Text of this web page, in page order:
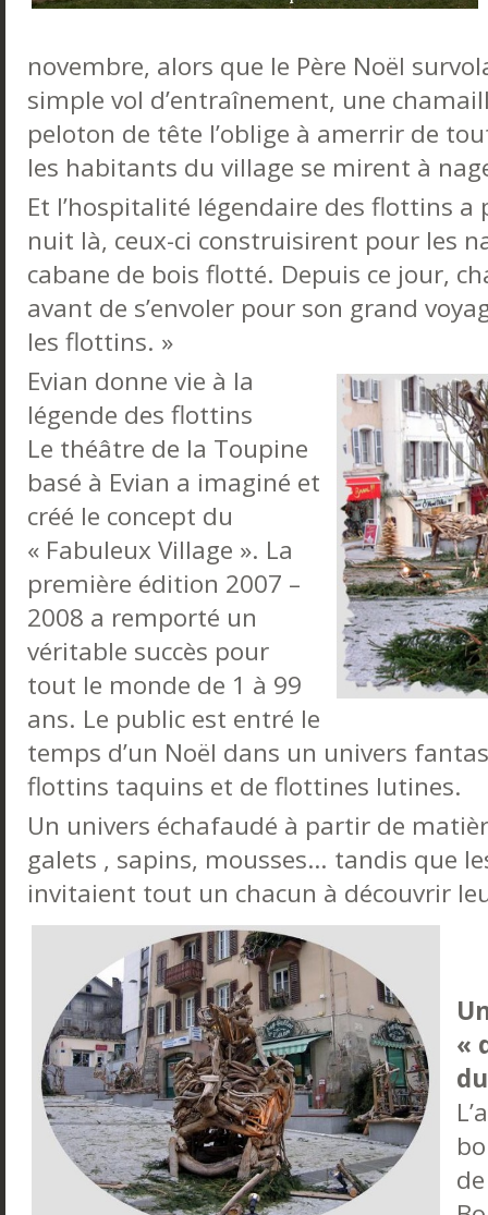
novembre, alors que le Père Noël
simple vol d’entraînement, une
peloton de tête l’oblige à amerrir de
les habitants du village se mirent à
Et l’hospitalité légendaire des flottins
nuit là, ceux-ci construisirent pour les
cabane de bois flotté. Depuis ce jour,
avant de s’envoler pour son grand
les flottins. »
Evian donne vie à la
légende des flottins
Le théâtre de la Toupine
basé à Evian a imaginé et
créé le concept du
« Fabuleux Village ». La
première édition 2007 –
2008 a remporté un
véritable succès pour
tout le monde de 1 à 99
ans. Le public est entré le
temps d’un Noël dans un univers
flottins taquins et de flottines lutines.
Un univers échafaudé à partir de
galets , sapins, mousses… tandis que
invitaient tout un chacun à découvrir
«